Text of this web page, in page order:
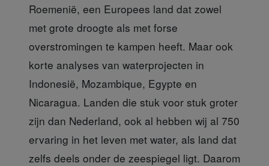
Roemenië, een Europees land dat zowel
met grote droogte als met forse
overstromingen te kampen heeft. Maar ook
korte analyses van waterprojecten in
Indonesië, Mozambique, Egypte en
Nicaragua. Landen die stuk voor stuk groter
zijn dan Nederland, ook al hebben wij al 750
ervaring in het leven met water, als land dat
zelfs deels onder de zeespiegel ligt. Daarom